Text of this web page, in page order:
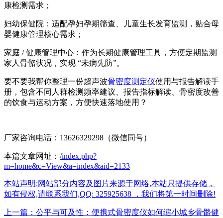
康检测需求；
妇幼保健院：适配孕妇孕期筛查、儿童生长发育监测，贴合母
婴健康管理核心需求；
家庭 / 健康管理中心：作为长期健康管理工具，方便定期监测
家人骨骼状况，实现 “未病先防”。
要不要我帮你整理一份超声波骨密度测定仪使用与报告解读手
册，包含不同人群检测频率建议、报告指标解读、骨密度改善
的饮食与运动方案，方便快速落地使用？
厂家咨询电话：13626329298（微信同号）
本篇文章网址： /index.php?
m=home&c=View&a=index&aid=2133
本站声明:网站部分内容及图片来源于网络,本站只提供存储，
如有侵权,请联系我们,QQ: 325925638 ，我们将第一时间删除!
上一篇：公平与可及性：便携式骨密度仪如何缩小城乡骨骼健